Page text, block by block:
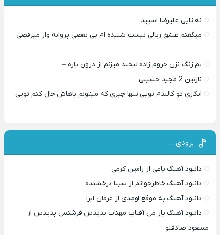
نه تایی علیرضا اسپید
میگفتم عشق ریالی نیست شنیده ام بی نقصی پروانه وار میرقصی
–
بم زنگ نزن حروم زاده لبخند میزنم از درون پاره –
نازنین 2 مجید حسینی
انگاری تو کالبدم تویی تنها چیزی که میتونم باهاش حال کنم تویی
–
بزودی…
دانلود آهنگ یاغی از رامین کرمی
دانلود آهنگ خاطرخواتم از سینا درخشنده
دانلود آهنگ به موقع اومدی از عرفان ابرا
دانلود آهنگ یار من آفتاب مهتاب ندیدس فرشتس پدیدس از
مسعود صادقلو